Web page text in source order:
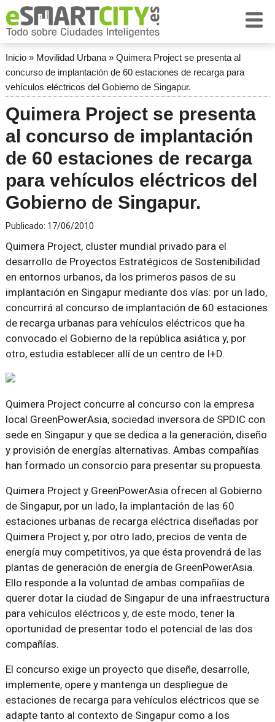
Inicio» Movilidad Urbana» Quimera Project se presenta al
concurso de implantación de 60 estaciones de recarga para
vehículos eléctricos del Gobierno de Singapur.
Quimera Project se presenta
al concurso de implantación
de 60 estaciones de recarga
para vehículos eléctricos del
Gobierno de Singapur.
Publicado: 17/06/2010
Quimera Project, cluster mundial privado para el
desarrollo de Proyectos Estratégicos de Sostenibilidad
en entornos urbanos, da los primeros pasos de su
implantación en Singapur mediante dos vías: por un lado,
concurrirá al concurso de implantación de 60 estaciones
de recarga urbanas para vehículos eléctricos que ha
convocado el Gobierno de la república asiática y, por
otro, estudia establecer allí de un centro de I+D.
Quimera Project concurre al concurso con la empresa
local GreenPowerAsia, sociedad inversora de SPDIC con
sede en Singapur y que se dedica a la generación, diseño
y provisión de energías alternativas. Ambas compañías
han formado un consorcio para presentar su propuesta.
Quimera Project y GreenPowerAsia ofrecen al Gobierno
de Singapur, por un lado, la implantación de las 60
estaciones urbanas de recarga eléctrica diseñadas por
Quimera Project y, por otro lado, precios de venta de
energía muy competitivos, ya que ésta provendrá de las
plantas de generación de energía de GreenPowerAsia.
Ello responde a la voluntad de ambas compañías de
querer dotar la ciudad de Singapur de una infraestructura
para vehículos eléctricos y, de este modo, tener la
oportunidad de presentar todo el potencial de las dos
compañías.
El concurso exige un proyecto que diseñe, desarrolle,
implemente, opere y mantenga un despliegue de
estaciones de recarga para vehículos eléctricos que se
adapte tanto al contexto de Singapur como a los